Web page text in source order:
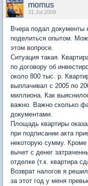
momus
31 Jul 2009
Вчера подал документы
поделиться опытом.
этом вопросе.
Ситуация такая.
по договору об
около 800 тыс. р.
выплачивал с 2005 по
миллиона. Как
важно. Важно сколько
документами.
Площадь квартиры
при подписании акта
некоторую сумму.
вычет с денег
отделке (т.к. квартира
Возврат налогов я
за этот год у меня